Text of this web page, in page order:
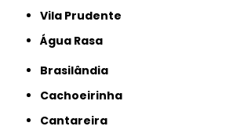
Vila Prudente
Água Rasa
Brasilândia
Cachoeirinha
Cantareira